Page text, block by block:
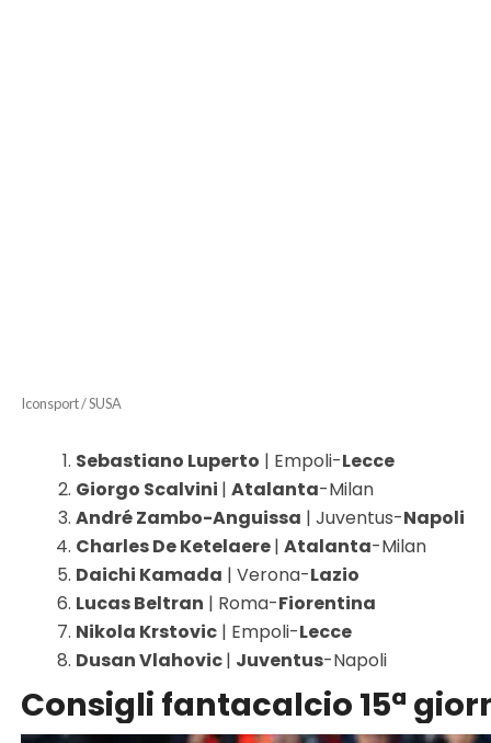
Iconsport / SUSA
Sebastiano Luperto | Empoli-Lecce
Giorgo Scalvini | Atalanta-Milan
André Zambo-Anguissa | Juventus-Napoli
Charles De Ketelaere| Atalanta-Milan
Daichi Kamada | Verona-Lazio
Lucas Beltran | Roma-Fiorentina
Nikola Krstovic| Empoli-Lecce
Dusan Vlahovic| Juventus-Napoli
Consigli fantacalcio 15ª